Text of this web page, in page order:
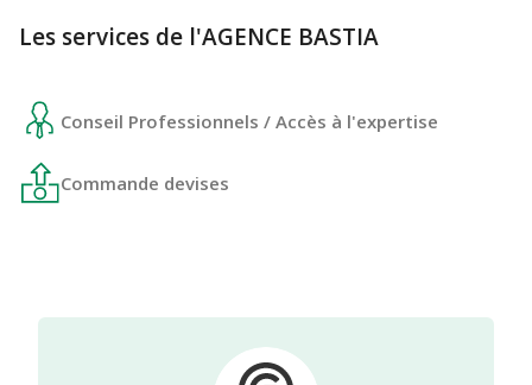
Les services de l'AGENCE BASTIA
Conseil Professionnels / Accès à l'expertise
Commande devises